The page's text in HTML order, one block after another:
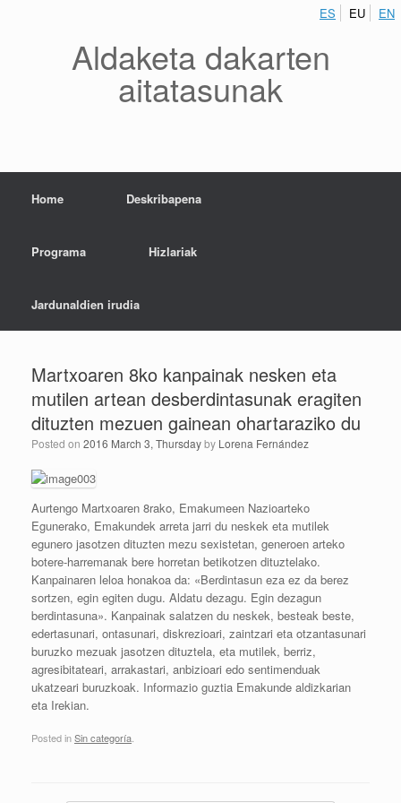
Aldaketa dakarten
aitatasunak
Home Deskribapena
Programa Hizlariak
Jardunaldien irudia
Martxoaren 8ko kanpainak nesken eta
mutilen artean desberdintasunak eragiten
dituzten mezuen gainean ohartaraziko du
Posted on 2016 March 3, Thursdayby Lorena Fernández
Aurtengo Martxoaren 8rako, Emakumeen Nazioarteko
Egunerako, Emakundek arreta jarri du neskek eta mutilek
egunero jasotzen dituzten mezu sexistetan, generoen arteko
botere-harremanak bere horretan betikotzen dituztelako.
Kanpainaren leloa honakoa da: «Berdintasun eza ez da berez
sortzen, egin egiten dugu. Aldatu dezagu. Egin dezagun
berdintasuna». Kanpainak salatzen du neskek, besteak beste,
edertasunari, ontasunari, diskrezioari, zaintzari eta otzantasunari
buruzko mezuak jasotzen dituztela, eta mutilek, berriz,
agresibitateari, arrakastari, anbizioari edo sentimenduak
ukatzeari buruzkoak. Informazio guztia Emakunde aldizkarian
eta Irekian.
Posted inSin categoría
ES EU EN